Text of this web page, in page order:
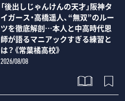
「後出しじゃんけんの天才」阪神タ
イガース・高橋遥人、“無双”のルー
ツを徹底解剖…本人と中高時代恩
師が語るマニアックすぎる練習と
は？《常葉橘高校》
2026/08/08